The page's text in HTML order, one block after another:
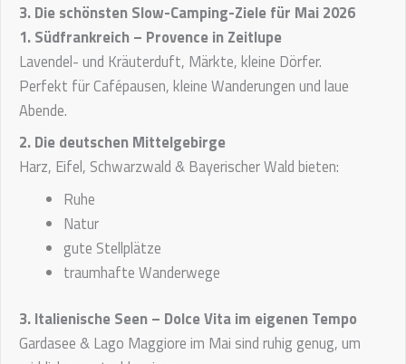
3. Die schönsten Slow-Camping-Ziele für Mai 2026
1. Südfrankreich – Provence in Zeitlupe
Lavendel- und Kräuterduft, Märkte, kleine Dörfer.
Perfekt für Cafépausen, kleine Wanderungen und laue
Abende.
2. Die deutschen Mittelgebirge
Harz, Eifel, Schwarzwald & Bayerischer Wald bieten:
Ruhe
Natur
gute Stellplätze
traumhafte Wanderwege
3. Italienische Seen – Dolce Vita im eigenen Tempo
Gardasee & Lago Maggiore im Mai sind ruhig genug, um